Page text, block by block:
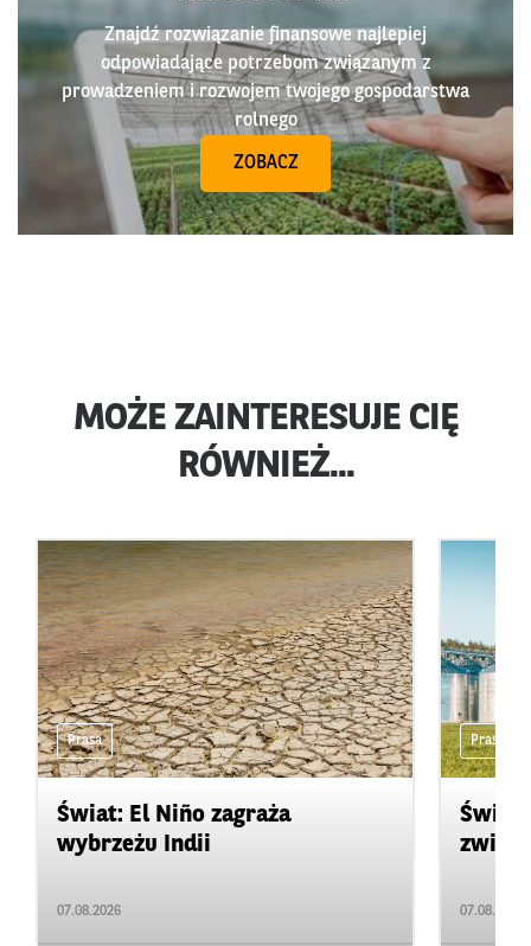
Znajdź rozwiązanie finansowe najlepiej
odpowiadające potrzebom związanym z
prowadzeniem i rozwojem twojego gospodarstwa
rolnego
ZOBACZ
MOŻE ZAINTERESUJE CIĘ
RÓWNIEŻ...
Prasa
Świat: El Niño zagraża
wybrzeżu Indii
07.08.2026
Prasa
07.08.2026